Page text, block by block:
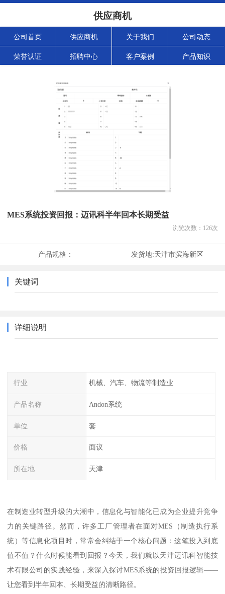
供应商机
公司首页 供应商机 关于我们 公司动态
荣誉认证 招聘中心 客户案例 产品知识
MES系统投资回报：迈讯科半年回本长期受益
浏览次数： 126次
产品规格： 发货地:天津市滨海新区
关键词
详细说明
行业 机械、汽车、物流等制造业
产品名称 Andon系统
单位 套
价格 面议
所在地 天津
在制造业转型升级的大潮中，信息化与智能化已成为企业提升竞争
力的关键路径。然而，许多工厂管理者在面对MES（制造执行系
统）等信息化项目时，常常会纠结于一个核心问题：这笔投入到底
值不值？什么时候能看到回报？今天，我们就以天津迈讯科智能技
术有限公司的实践经验，来深入探讨MES系统的投资回报逻辑——
让您看到半年回本、长期受益的清晰路径。